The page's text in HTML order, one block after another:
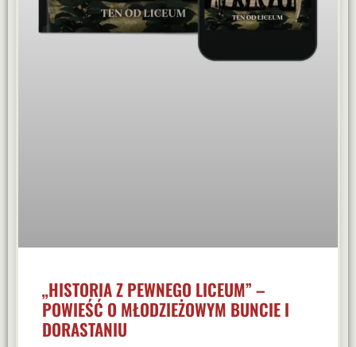
„HISTORIA Z PEWNEGO LICEUM” –
POWIEŚĆ O MŁODZIEŻOWYM BUNCIE I
DORASTANIU